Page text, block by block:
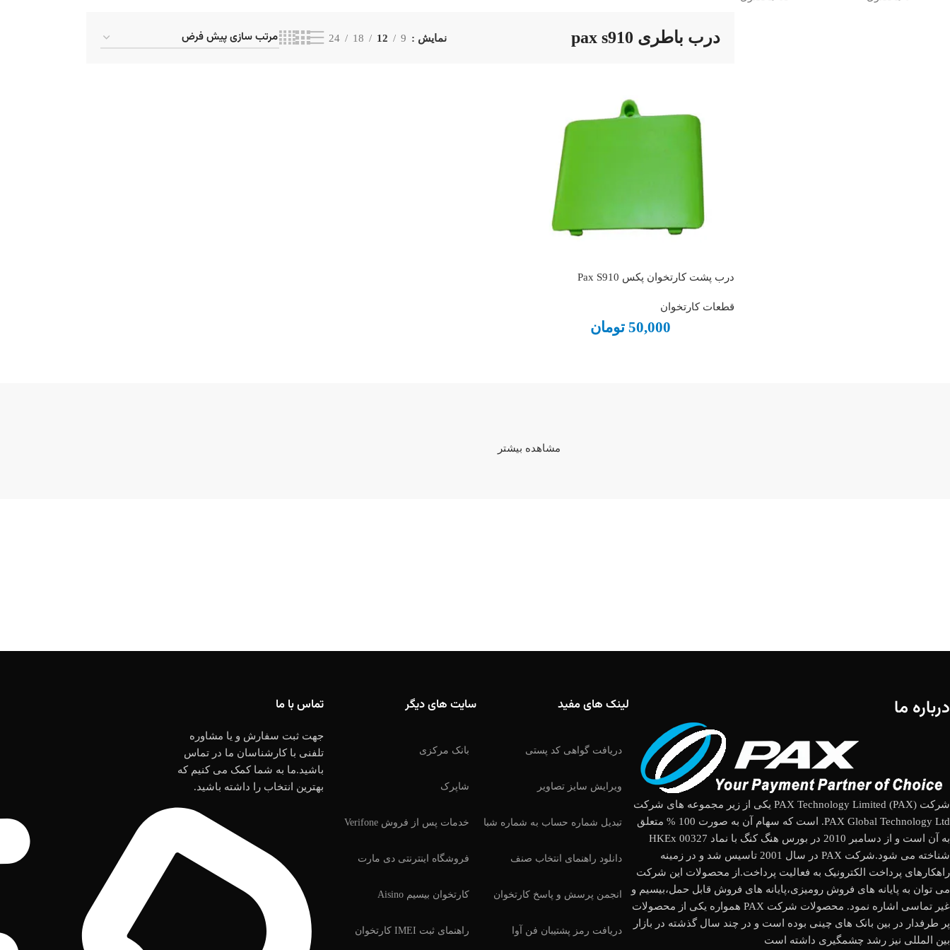
درب باطری pax s910 نمایش 9
12
18
24
درب پشت کارتخوان پکس Pax S910
قطعات کارتخوان
50,000 تومان
مشاهده بیشتر
درباره ما
شرکت (PAX Technology Limited (PAX یکی از زیر مجموعه های شرکت
PAX Global Technology Ltd. است که سهام آن به صورت 100 % متعلق
به آن است و از دسامبر 2010 در بورس هنگ کنگ با نماد HKEx 00327
شناخته می شود.شرکت PAX در سال 2001 تاسیس شد و در زمینه
راهکارهای پرداخت الکترونیک به فعالیت پرداخت.از محصولات این شرکت
می توان به پایانه های فروش رومیزی،پایانه های فروش قابل حمل،بیسیم و
غیر تماسی اشاره نمود. محصولات شرکت PAX همواره یکی از محصولات
پر طرفدار در بین بانک های چینی بوده است و در چند سال گذشته در بازار
بین المللی نیز رشد چشمگیری داشته است
لینک های مفید
دریافت گواهی کد پستی
ویرایش سایز تصاویر
تبدیل شماره حساب به شماره شبا
دانلود راهنمای انتخاب صنف
انجمن پرسش و پاسخ کارتخوان
دریافت رمز پشتیبان فن آوا
سایت های دیگر
بانک مرکزی
شاپرک
خدمات پس از فروش Verifone
فروشگاه اینترنتی دی مارت
کارتخوان بیسیم Aisino
راهنمای ثبت IMEI کارتخوان
تماس با ما
جهت ثبت سفارش و یا مشاوره
تلفنی با کارشناسان ما در تماس
باشید.ما به شما کمک می کنیم که
بهترین انتخاب را داشته باشید.